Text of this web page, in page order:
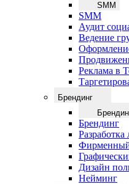
SMM
SMM
Аудит
Ведение
Реклама в
Брендинг
Брендинг
Разработка
Дизайн
Нейминг